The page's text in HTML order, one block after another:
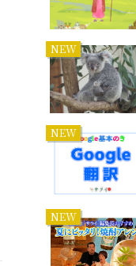
NEW
NEW
NEW